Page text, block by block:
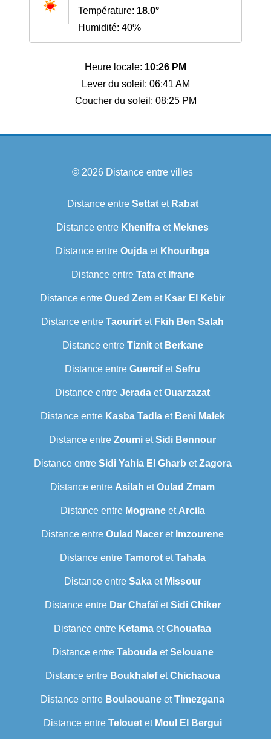
Température: 18.0°
Humidité: 40%
Heure locale: 10:26 PM
Lever du soleil: 06:41 AM
Coucher du soleil: 08:25 PM
© 2026 Distance entre villes
Distance entre Settatet Rabat
Distance entre Khenifra et Meknes
Distance entre Oujda et Khouribga
Distance entre Tataet Ifrane
Distance entre Oued Zem et Ksar El Kebir
Distance entre Taourirt et Fkih Ben Salah
Distance entre Tiznitet Berkane
Distance entre GuercifetSefru
Distance entre Jerada etOuarzazat
Distance entre Kasba Tadlaet Beni Malek
Distance entre Zoumi etSidi Bennour
Distance entre Sidi Yahia El Gharb etZagora
Distance entre Asilah etOulad Zmam
Distance entre Mograneet Arcila
Distance entre Oulad Nacer et Imzourene
Distance entre TamorotetTahala
Distance entre Sakaet Missour
Distance entre Dar ChafaïetSidi Chiker
Distance entre Ketama etChouafaa
Distance entre TaboudaetSelouane
Distance entre BoukhalefetChichaoua
Distance entre Boulaouane etTimezgana
Distance entre Telouetet Moul El Bergui